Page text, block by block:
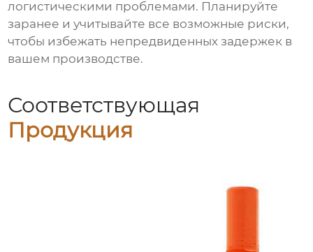
логистическими проблемами. Планируйте
заранее и учитывайте все возможные риски,
чтобы избежать непредвиденных задержек в
вашем производстве.
Соответствующая
Продукция